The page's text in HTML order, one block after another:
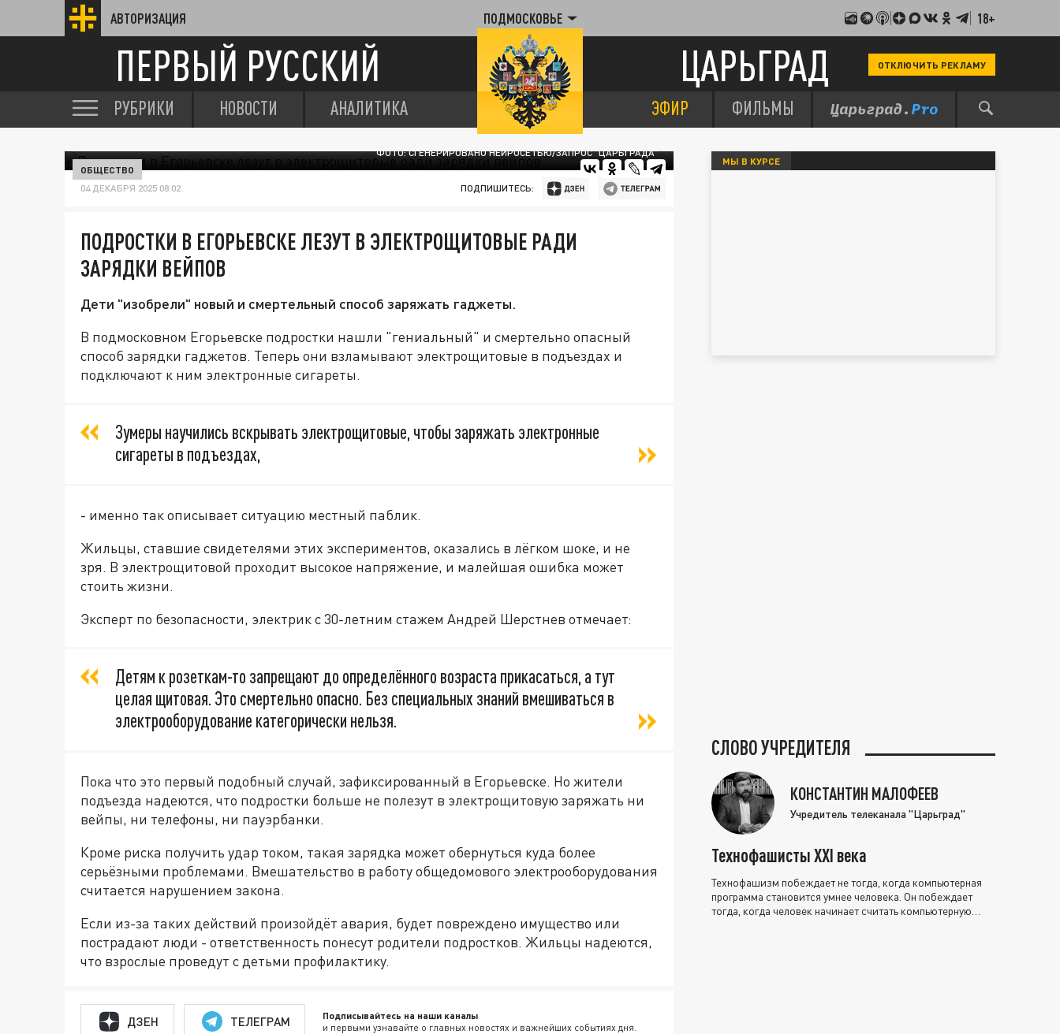
АВТОРИЗАЦИЯ ПОДМОСКОВЬЕ 18+
ПЕРВЫЙ РУССКИЙ ЦАРЬГРАД ОТКЛЮЧИТЬ РЕКЛАМУ
РУБРИКИ НОВОСТИ АНАЛИТИКА ЭФИР ФИЛЬМЫ
ФОТО: СГЕНЕРИРОВАНО НЕЙРОСЕТЬЮ/ЗАПРОС "ЦАРЬГРАДА"
ОБЩЕСТВО
04 ДЕКАБРЯ 2025 08:02 ПОДПИШИТЕСЬ:
ПОДРОСТКИ В ЕГОРЬЕВСКЕ ЛЕЗУТ В ЭЛЕКТРОЩИТОВЫЕ РАДИ
ЗАРЯДКИ ВЕЙПОВ
Дети "изобрели" новый и смертельный способ заряжать гаджеты.
В подмосковном Егорьевске подростки нашли "гениальный" и смертельно опасный
способ зарядки гаджетов. Теперь они взламывают электрощитовые в подъездах и
подключают к ним электронные сигареты.
Зумеры научились вскрывать электрощитовые, чтобы заряжать электронные
сигареты в подъездах,
- именно так описывает ситуацию местный паблик.
Жильцы, ставшие свидетелями этих экспериментов, оказались в лёгком шоке, и не
зря. В электрощитовой проходит высокое напряжение, и малейшая ошибка может
стоить жизни.
Эксперт по безопасности, электрик с 30-летним стажем Андрей Шерстнев отмечает:
Детям к розеткам-то запрещают до определённого возраста прикасаться, а тут
целая щитовая. Это смертельно опасно. Без специальных знаний вмешиваться в
электрооборудование категорически нельзя.
Пока что это первый подобный случай, зафиксированный в Егорьевске. Но жители
подъезда надеются, что подростки больше не полезут в электрощитовую заряжать ни
вейпы, ни телефоны, ни пауэрбанки.
Кроме риска получить удар током, такая зарядка может обернуться куда более
серьёзными проблемами. Вмешательство в работу общедомового электрооборудования
считается нарушением закона.
Если из-за таких действий произойдёт авария, будет повреждено имущество или
пострадают люди - ответственность понесут родители подростков. Жильцы надеются,
что взрослые проведут с детьми профилактику.
ДЗЕН ТЕЛЕГРАМ Подписывайтесь на наши каналы
и первыми узнавайте о главных новостях и важнейших событиях дня.
МЫ В КУРСЕ
СЛОВО УЧРЕДИТЕЛЯ
КОНСТАНТИН МАЛОФЕЕВ
Учредитель телеканала "Царьград"
Технофашисты XXI века
Технофашизм побеждает не тогда, когда компьютерная
программа становится умнее человека. Он побеждает
тогда, когда человек начинает считать компьютерную